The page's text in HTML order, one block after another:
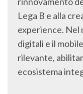
Lega B e alla
experience. Nel
digitali e il
rilevante,
ecosistema